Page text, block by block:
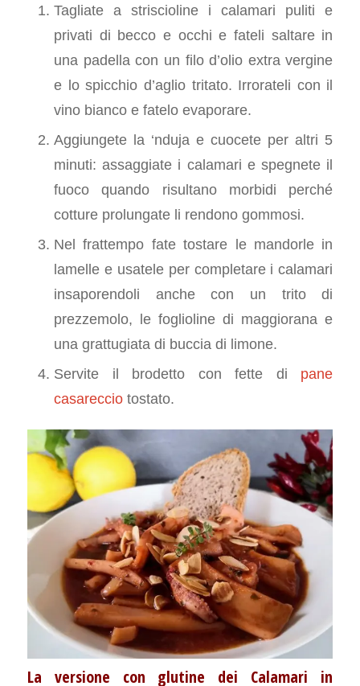
Tagliate a striscioline i calamari puliti e
privati di becco e occhi e fateli saltare in
una padella con un filo d’olio extra vergine
e lo spicchio d’aglio tritato. Irrorateli con il
vino bianco e fatelo evaporare.
Aggiungete la ‘nduja e cuocete per altri 5
minuti: assaggiate i calamari e spegnete il
fuoco quando risultano morbidi perché
cotture prolungate li rendono gommosi.
Nel frattempo fate tostare le mandorle in
lamelle e usatele per completare i calamari
insaporendoli anche con un trito di
prezzemolo, le foglioline di maggiorana e
una grattugiata di buccia di limone.
Servite il brodetto con fette di pane
casarecciotostato.
La versione con glutine dei Calamari in